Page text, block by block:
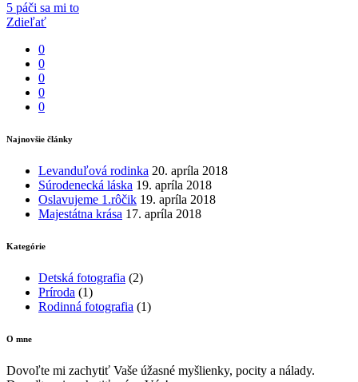
5 páči sa mi to
Zdieľať
0
0
0
0
0
Najnovšie články
Levanduľová rodinka 20. apríla 2018
Súrodenecká láska 19. apríla 2018
Oslavujeme 1.rôčik 19. apríla 2018
Majestátna krása 17. apríla 2018
Kategórie
Detská fotografia (2)
Príroda (1)
Rodinná fotografia (1)
O mne
Dovoľte mi zachytiť Vaše úžasné myšlienky, pocity a nálady.